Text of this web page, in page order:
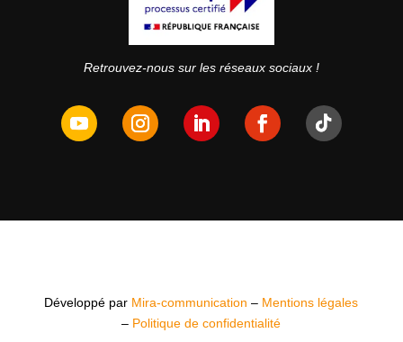
Retrouvez-nous sur les réseaux sociaux !
Développé par Mira-communication – Mentions légales
– Politique de confidentialité